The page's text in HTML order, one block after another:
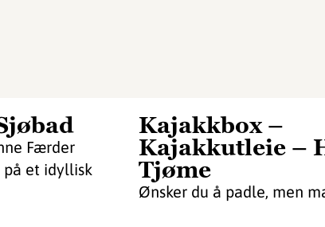
Færder
et idyllisk
Kajakkbox –
Kajakkutleie –
Tjøme
Ønsker du å padle, men